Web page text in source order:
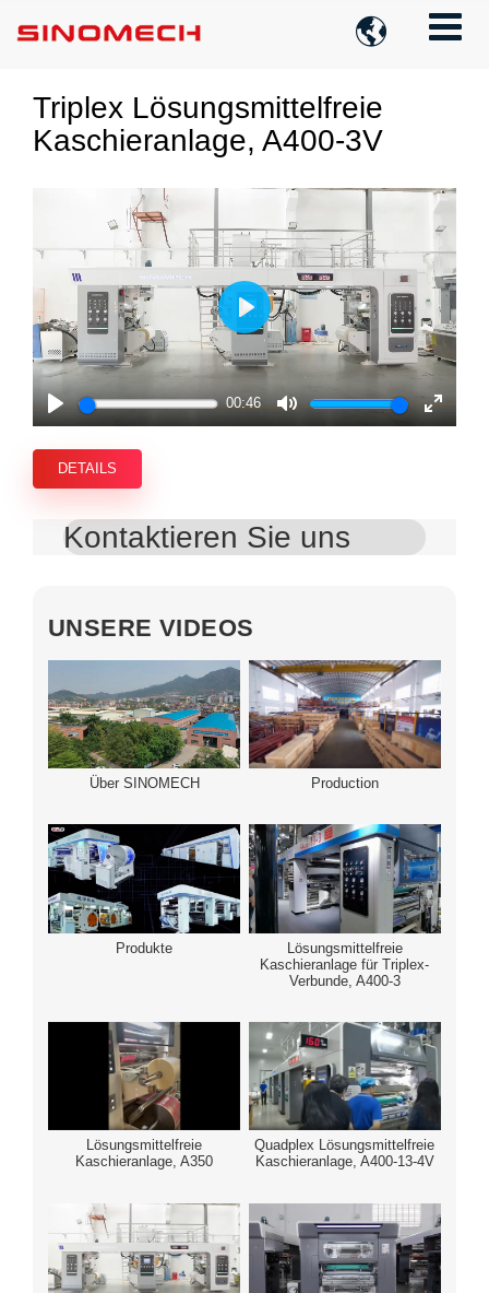

Triplex Lösungsmittelfreie
Kaschieranlage, A400-3V
Play
00:46
Mute
Enter
Play
DETAILS
Kontaktieren Sie uns
UNSERE VIDEOS
Über SINOMECH Production
Produkte
Lösungsmittelfreie
Kaschieranlage für Triplex-
Verbunde, A400-3
Lösungsmittelfreie
Kaschieranlage, A350
Quadplex Lösungsmittelfreie
Kaschieranlage, A400-13-4V